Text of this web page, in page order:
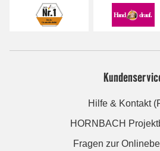
Hilfe & Kontakt
HORNBACH
Fragen zur